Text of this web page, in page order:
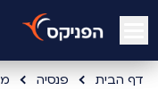
open mobile menu
דף הבית פנסיה